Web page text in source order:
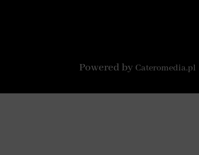
Powered by Cateromedia.pl